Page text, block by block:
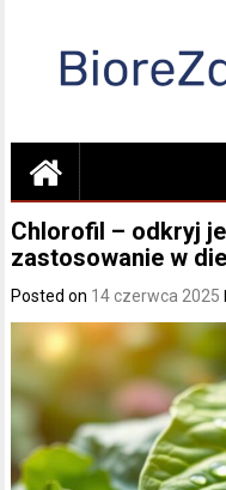
Chlorofil – odkryj
zastosowanie w
Posted on 14 czerwca 2025